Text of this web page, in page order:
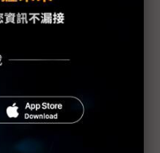
器CPU市場與英
位數百分比成
遠大於供給。